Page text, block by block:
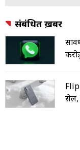
संबंधित ख़बरें
सेल,